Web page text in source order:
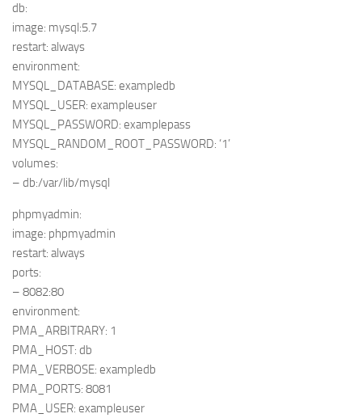
db:
image: mysql:5.7
restart: always
environment:
MYSQL_DATABASE: exampledb
MYSQL_USER: exampleuser
MYSQL_PASSWORD: examplepass
MYSQL_RANDOM_ROOT_PASSWORD: ‘1’
volumes:
– db:/var/lib/mysql
phpmyadmin:
image: phpmyadmin
restart: always
ports:
– 8082:80
environment:
PMA_ARBITRARY: 1
PMA_HOST: db
PMA_VERBOSE: exampledb
PMA_PORTS: 8081
PMA_USER: exampleuser